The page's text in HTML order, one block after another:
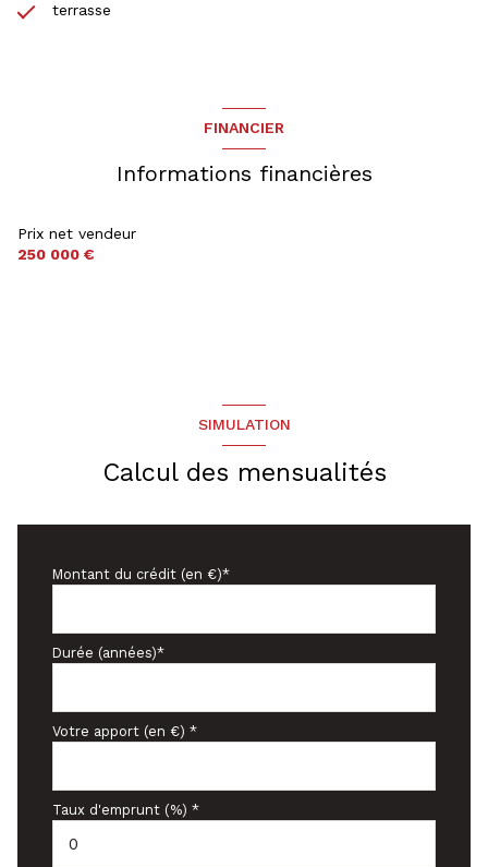
terrasse
FINANCIER
Informations financières
Prix net vendeur
250 000 €
SIMULATION
Calcul des mensualités
Montant du crédit (en €)*
Durée (années)*
Votre apport (en €) *
Taux d'emprunt (%) *